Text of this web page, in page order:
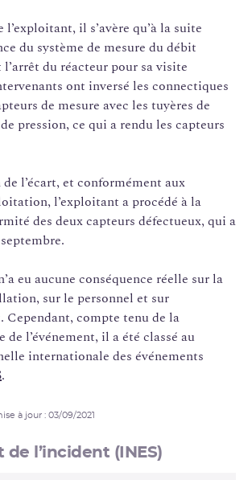
l’exploitant, il s’avère qu’à la suite
du système de mesure du débit
du réacteur pour sa visite
ont inversé les connectiques
de mesure avec les tuyères de
pression, ce qui a rendu les capteurs
l’écart, et conformément aux
l’exploitant a procédé à la
des deux capteurs défectueux, qui a
eu aucune conséquence réelle sur la
sur le personnel et sur
Cependant, compte tenu de la
l’événement, il a été classé au
internationale des événements
.
à jour : 03/09/2021
de l’incident (INES)